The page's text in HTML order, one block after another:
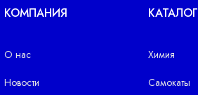
КОМПАНИЯ
О нас
Новости
КАТАЛОГ
Химия
Самокаты